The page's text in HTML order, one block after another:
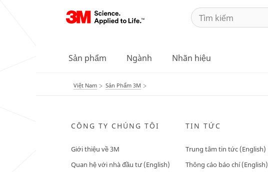
Sản phẩm Ngành Nhãn hiệu
Việt Nam Sản Phẩm 3M
CÔNG TY CHÚNG TÔI
Giới thiệu về 3M
Quan hệ với nhà đầu tư (English)
TIN TỨC
Trung tâm tin tức (English)
Thông cáo báo chí (English)